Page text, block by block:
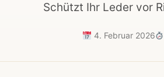
Schützt Ihr Leder vor
4. Februar 2026